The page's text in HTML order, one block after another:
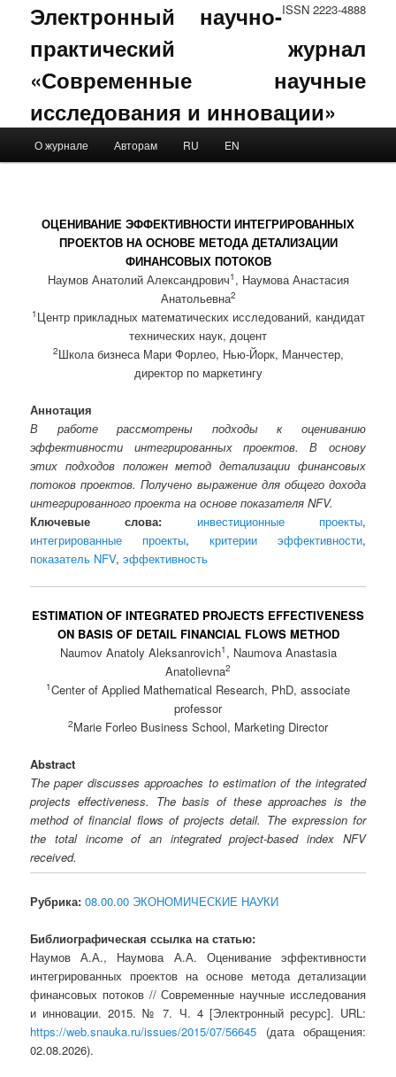
ISSN 2223-4888
Электронный научно-
практический журнал
«Современные научные
исследования и инновации»
Skip to primary content
Skip to secondary content
О журнале Авторам RU EN
ОЦЕНИВАНИЕ ЭФФЕКТИВНОСТИ ИНТЕГРИРОВАННЫХ
ПРОЕКТОВ НА ОСНОВЕ МЕТОДА ДЕТАЛИЗАЦИИ
ФИНАНСОВЫХ ПОТОКОВ
Наумов Анатолий Александрович1 , Наумова Анастасия
Анатольевна2
1 Центр прикладных математических исследований, кандидат
технических наук, доцент
2Школа бизнеса Мари Форлео, Нью-Йорк, Манчестер,
директор по маркетингу
Аннотация
В работе рассмотрены подходы к оцениванию
эффективности интегрированных проектов. В основу
этих подходов положен метод детализации финансовых
потоков проектов. Получено выражение для общего дохода
интегрированного проекта на основе показателя NFV.
Ключевые слова:
инвестиционные проекты,
интегрированные проекты, критерии эффективности,
показатель NFV,эффективность
ESTIMATION OF INTEGRATED PROJECTS EFFECTIVENESS
ON BASIS OF DETAIL FINANCIAL FLOWS METHOD
Naumov Anatoly Aleksanrovich1 , Naumova Anastasia
Anatolievna2
1Center of Applied Mathematical Research, PhD, associate
professor
2Marie Forleo Business School, Marketing Director
Abstract
The paper discusses approaches to estimation of the integrated
projects effectiveness. The basis of these approaches is the
method of financial flows of projects detail. The expression for
the total income of an integrated project-based index NFV
received.
Рубрика: 08.00.00 ЭКОНОМИЧЕСКИЕ НАУКИ
Библиографическая ссылка на статью:
Наумов А.А., Наумова А.А. Оценивание эффективности
интегрированных проектов на основе метода детализации
финансовых потоков // Современные научные исследования
и инновации. 2015. № 7. Ч. 4 [Электронный ресурс]. URL:
https://web.snauka.ru/issues/2015/07/56645 (дата обращения:
02.08.2026).